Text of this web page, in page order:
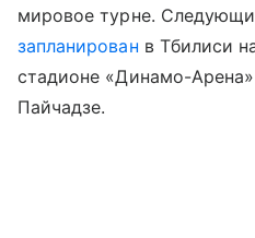
мировое турне.
запланирован в Тбилиси
стадионе «Динамо-
Пайчадзе.